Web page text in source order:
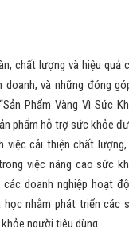
chất lượng và hiệu quả
và những đóng
Phẩm Vàng Vì Sức
phẩm hỗ trợ sức khỏe
việc cải thiện chất lượng,
việc nâng cao sức
doanh nghiệp hoạt
nhằm phát triển các